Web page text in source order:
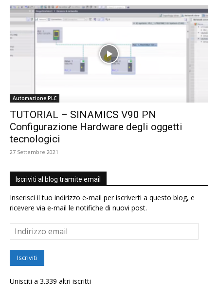
Automazione PLC
TUTORIAL – SINAMICS V90 PN
Configurazione Hardware degli oggetti
tecnologici
27 Settembre 2021
Iscriviti al blog tramite email
Inserisci il tuo indirizzo e-mail per iscriverti a questo blog, e
ricevere via e-mail le notifiche di nuovi post.
Indirizzo
email
Iscriviti
Unisciti a 3.339 altri iscritti